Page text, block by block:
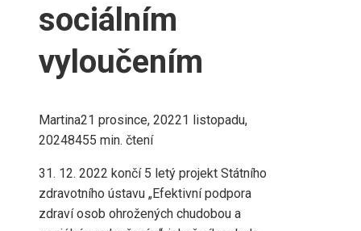
sociálním
vyloučením
Martina21 prosince, 20221 listopadu,
20248455 min. čtení
31. 12. 2022 končí 5 letý projekt Státního
zdravotního ústavu „Efektivní podpora
zdraví osob ohrožených chudobou a